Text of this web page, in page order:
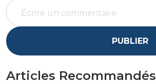
PUBLIER
Articles Recommandés